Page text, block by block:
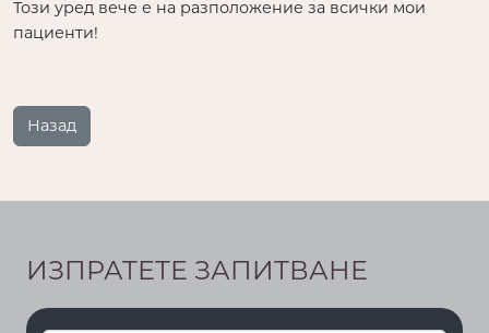
Този уред вече е на разположение за всички мои
пациенти!
Назад
ИЗПРАТЕТЕ ЗАПИТВАНЕ